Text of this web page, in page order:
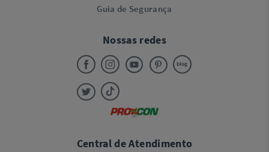
Guia de Segurança
Nossas redes
Central de Atendimento